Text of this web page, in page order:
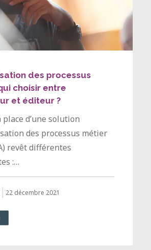
des processus
choisir entre
et éditeur ?
place d’une solution
des processus métier
revêt différentes
:…
22 décembre 2021